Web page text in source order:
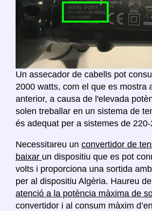
Un assecador de cabells pot
2000 watts, com el que es mostra
anterior, a causa de l'elevada
solen treballar en un sistema de
és adequat per a sistemes de
Necessitareu un convertidor de
baixar un dispositiu que es pot
volts i proporciona una sortida
per al dispositiu Algèria. Haureu de
atenció a la potència màxima de
convertidor i al consum màxim